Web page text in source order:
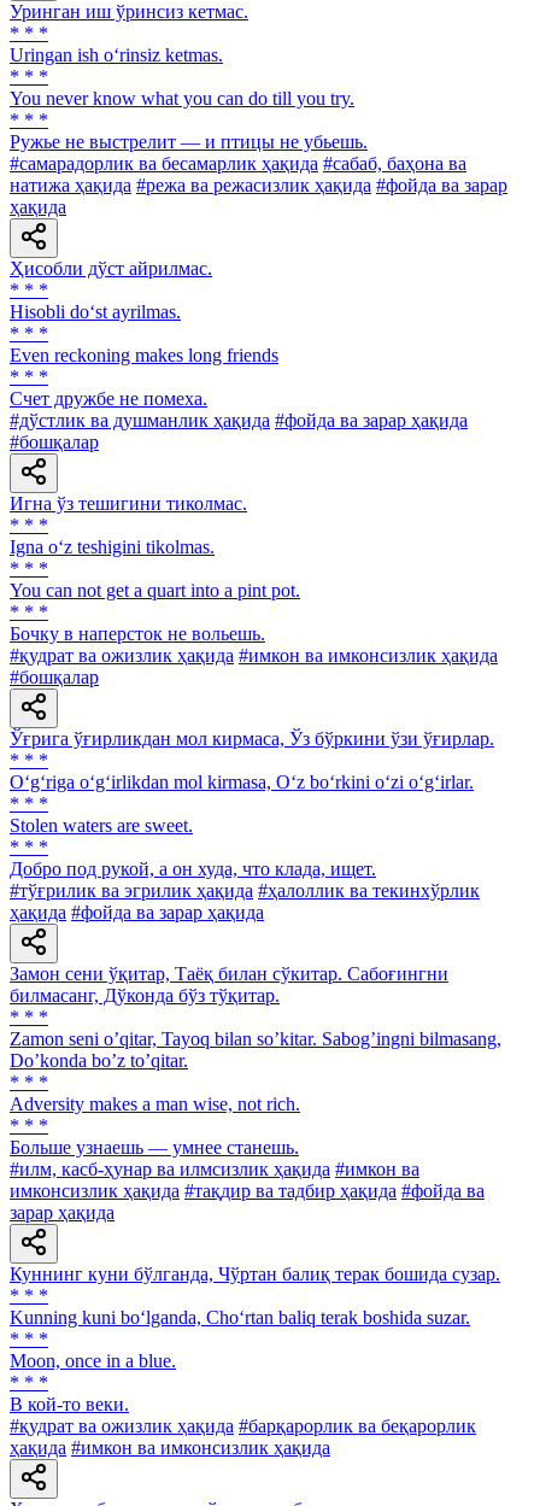
Уринган иш ўринсиз кетмас.
* * *
Uringan ish o‘rinsiz ketmas.
* * *
You never know what you can do till you try.
* * *
Ружье не выстрелит — и птицы не убьешь.
#самарадорлик ва бесамарлик ҳақида #сабаб, баҳона ва
натижа ҳақида #режа ва режасизлик ҳақида #фойда ва зарар
ҳақида
Ҳисобли дўст айрилмас.
* * *
Hisobli do‘st ayrilmas.
* * *
Even reckoning makes long friends
* * *
Счет дружбе не помеха.
#дўстлик ва душманлик ҳақида #фойда ва зарар ҳақида
#бошқалар
Игна ўз тешигини тиколмас.
* * *
Igna o‘z teshigini tikolmas.
* * *
You can not get a quart into a pint pot.
* * *
Бочку в наперсток не вольешь.
#қудрат ва ожизлик ҳақида #имкон ва имконсизлик ҳақида
#бошқалар
Ўғрига ўғирликдан мол кирмаса, Ўз бўркини ўзи ўғирлар.
* * *
O‘g‘riga o‘g‘irlikdan mol kirmasa, O‘z bo‘rkini o‘zi o‘g‘irlar.
* * *
Stolen waters are sweet.
* * *
Добро под рукой, а он худа, что клада, ищет.
#тўғрилик ва эгрилик ҳақида #ҳалоллик ва текинхўрлик
ҳақида #фойда ва зарар ҳақида
Замон сени ўқитар, Таёқ билан сўкитар. Сабоғингни
билмасанг, Дўконда бўз тўқитар.
* * *
Zamon seni oʼqitar, Tayoq bilan soʼkitar. Sabogʼingni bilmasang,
Doʼkonda boʼz toʼqitar.
* * *
Adversity makes a man wise, not rich.
* * *
Больше узнаешь — умнее станешь.
#илм, касб-ҳунар ва илмсизлик ҳақида #имкон ва
имконсизлик ҳақида #тақдир ва тадбир ҳақида #фойда ва
зарар ҳақида
Куннинг куни бўлганда, Чўртан балиқ терак бошида сузар.
* * *
Kunning kuni bo‘lganda, Cho‘rtan baliq terak boshida suzar.
* * *
Moon, once in a blue.
* * *
В кой-то веки.
#қудрат ва ожизлик ҳақида #барқарорлик ва беқарорлик
ҳақида #имкон ва имконсизлик ҳақида